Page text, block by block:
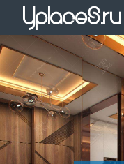
Yplaces.ru